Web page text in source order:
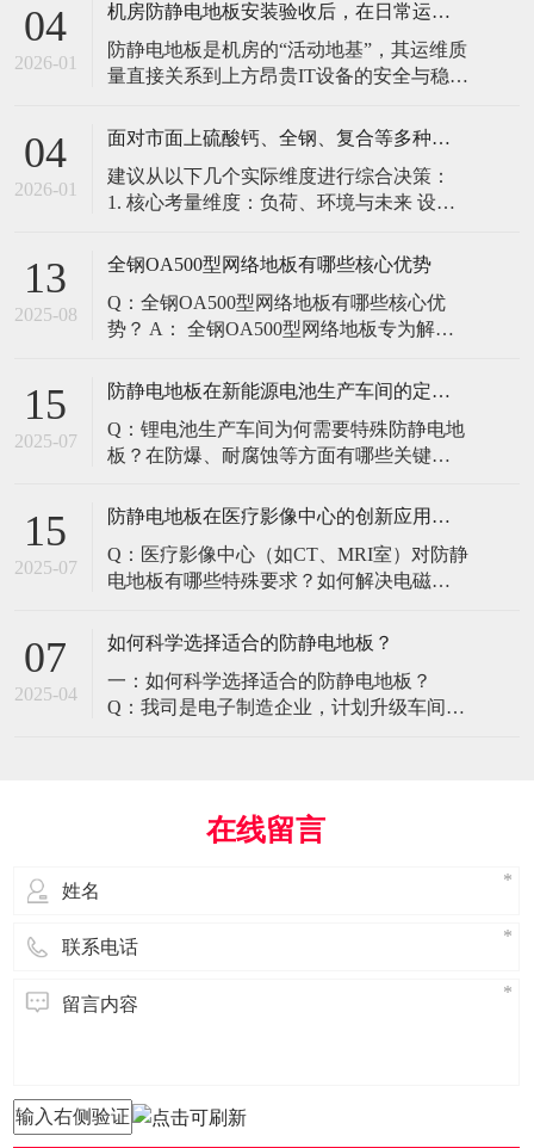
04
2026-01
机房防静电地板安装验收后，在日常运维中常常被忽视。请问，一套规范的、可操作的维护规程应包含哪些内容？有哪些“小问题”若不及时处理，会演变成“大故障”？
防静电地板是机房的“活动地基”，其运维质
量直接关系到上方昂贵IT设备的安全与稳
修，是保障其长期可靠的关键。 1. 建立分
由值班工程师执行）： 观： 巡检时观察地
面有无明显的水渍、油污或其它液体泼
04
2026-01
面对市面上硫酸钙、全钢、复合等多种类型的机房防静电地板，我们该如何科学选型？除了预算，更应该从哪些实际维度进行考量，以避免“过度配置”或“配置不足”？
建议从以下几个实际维度进行综合决策：
1. 核心考量维度：负荷、环境与未来 设备
您必须计算机房规划区域内最重设备的单
点载荷（通常指服务器机柜的支脚压
力）。 轻型机房（标准服务器/网络柜）：
单点载荷通常在1960N，主流的优质复合地
13
2025-08
全钢OA500型网络地板有哪些核心优势
Q：全钢OA500型网络地板有哪些核心优
势？ A： 全钢OA500型网络地板专为解决
以下核心优势： 高强度结构：采用优质冷
轧钢板拉伸焊接成型，表面磷化后静电喷
塑，防锈耐磨，承重性能优异。 便捷布
线：配套活动线槽板设计，可轻松掀起盖
15
2025-07
防静电地板在新能源电池生产车间的定制化解决方案
Q：锂电池生产车间为何需要特殊防静电地
板？在防爆、耐腐蚀等方面有哪些关键技
环境并存的特殊场景，需要全方位防护方
境要求 • 防爆等级：Ex IIB T4（ATEX认
证） • 静电泄放速度：<0.
15
2025-07
防静电地板在医疗影像中心的创新应用方案
Q：医疗影像中心（如CT、MRI室）对防静
电地板有哪些特殊要求？如何解决电磁干
环境特殊性对防静电地板提出了前所未有
疗影像环境的特殊需求 电磁兼容性要求 •
MRI室需完全无磁：磁化率<0.001（
07
2025-04
如何科学选择适合的防静电地板？
一：如何科学选择适合的防静电地板？
Q：我司是电子制造企业，计划升级车间地
用场景、技术指标及长期维护成本综合考
量。作为深耕行业多年的广东立品地板科
在线留言